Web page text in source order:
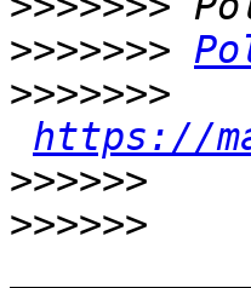
>>>>>>>
>>>>>>>
https://
>>>>>>
>>>>>>